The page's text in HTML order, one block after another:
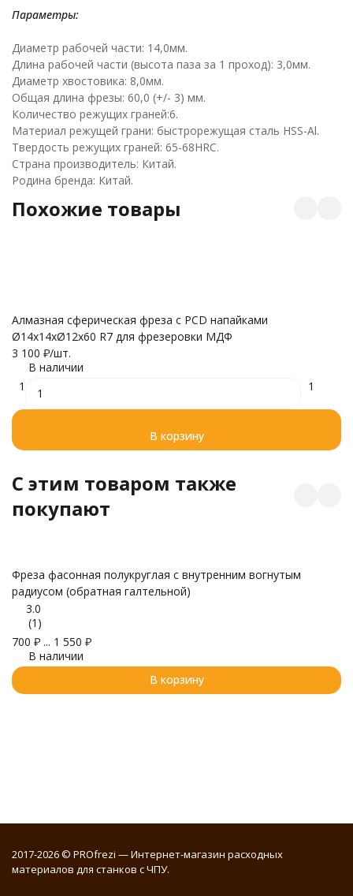
Параметры:
Диаметр рабочей части: 14,0мм.
Длина рабочей части (высота паза за 1 проход): 3,0мм.
Диаметр хвостовика: 8,0мм.
Общая длина фрезы: 60,0 (+/- 3) мм.
Количество режущих граней:6.
Материал режущей грани: быстрорежущая сталь HSS-Al.
Твердость режущих граней: 65-68HRC.
Страна производитель: Китай.
Родина бренда: Китай.
Похожие товары
Алмазная сферическая фреза с PCD напайками
Ø14x14xØ12x60 R7 для фрезеровки МДФ
3 100 ₽/шт.
В наличии
1
1
В корзину
C этим товаром также
покупают
Фреза фасонная полукруглая с внутренним вогнутым
радиусом (обратная галтельной)
3.0
(1)
700 ₽ ... 1 550 ₽
В наличии
В корзину
2017-2026 © PROfrezi — Интернет-магазин расходных
материалов для станков с ЧПУ.